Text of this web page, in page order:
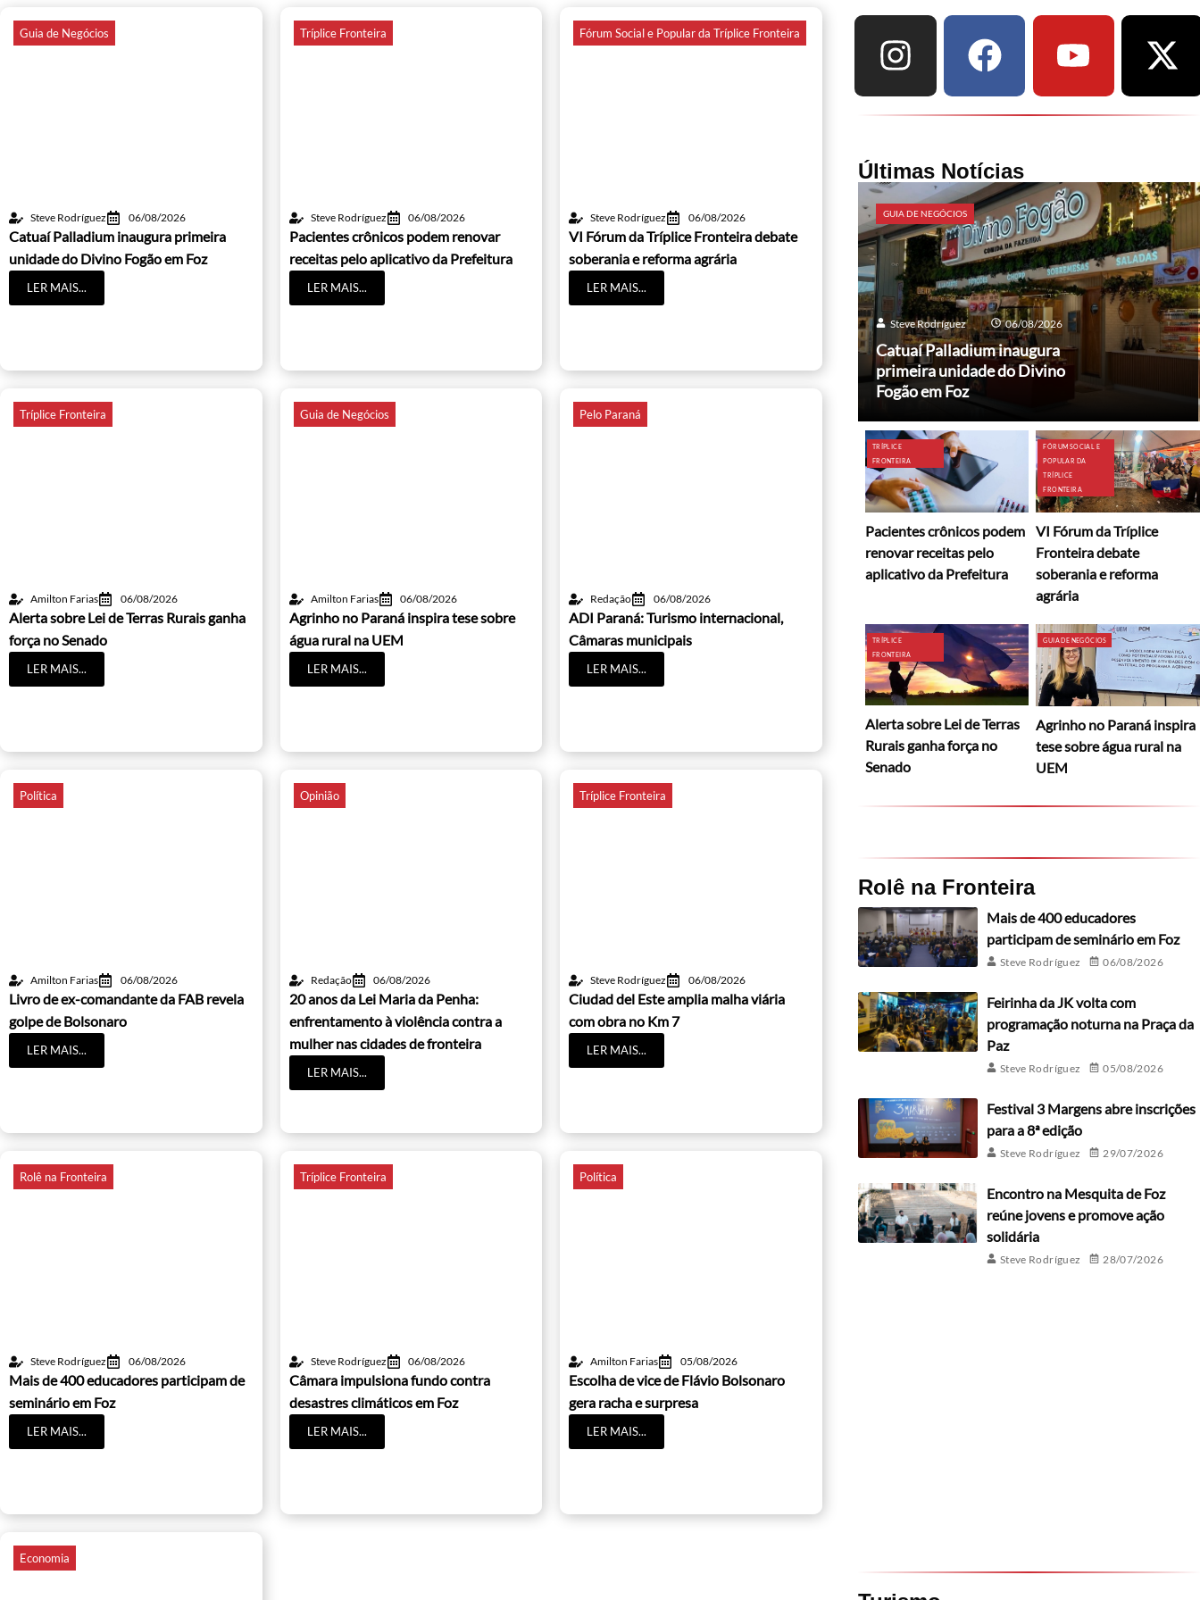
Guia de Negócios
Steve Rodríguez 06/08/2026
Catuaí Palladium inaugura primeira
unidade do Divino Fogão em Foz
LER MAIS...
Tríplice Fronteira
Steve Rodríguez 06/08/2026
Pacientes crônicos podem renovar
receitas pelo aplicativo da Prefeitura
LER MAIS...
Fórum Social e Popular da Tríplice Fronteira
Steve Rodríguez 06/08/2026
VI Fórum da Tríplice Fronteira debate
soberania e reforma agrária
LER MAIS...
Tríplice Fronteira
Amilton Farias 06/08/2026
Alerta sobre Lei de Terras Rurais ganha
força no Senado
LER MAIS...
Guia de Negócios
Amilton Farias 06/08/2026
Agrinho no Paraná inspira tese sobre
água rural na UEM
LER MAIS...
Pelo Paraná
Redação 06/08/2026
ADI Paraná: Turismo internacional,
Câmaras municipais
LER MAIS...
Política
Amilton Farias 06/08/2026
Livro de ex-comandante da FAB revela
golpe de Bolsonaro
LER MAIS...
Opinião
Redação 06/08/2026
20 anos da Lei Maria da Penha:
enfrentamento à violência contra a
mulher nas cidades de fronteira
LER MAIS...
Tríplice Fronteira
Steve Rodríguez 06/08/2026
Ciudad del Este amplia malha viária
com obra no Km 7
LER MAIS...
Rolê na Fronteira
Steve Rodríguez 06/08/2026
Mais de 400 educadores participam de
seminário em Foz
LER MAIS...
Tríplice Fronteira
Steve Rodríguez 06/08/2026
Câmara impulsiona fundo contra
desastres climáticos em Foz
LER MAIS...
Política
Amilton Farias 05/08/2026
Escolha de vice de Flávio Bolsonaro
gera racha e surpresa
LER MAIS...
Economia
Últimas Notícias
GUIA DE NEGÓCIOS
Steve Rodríguez 06/08/2026
Catuaí Palladium inaugura
primeira unidade do Divino
Fogão em Foz
TRÍPLICE
FRONTEIRA
Pacientes crônicos podem
renovar receitas pelo
aplicativo da Prefeitura
FÓRUM SOCIAL E
POPULAR DA
TRÍPLICE
FRONTEIRA
VI Fórum da Tríplice
Fronteira debate
soberania e reforma
agrária
TRÍPLICE
FRONTEIRA
Alerta sobre Lei de Terras
Rurais ganha força no
Senado
GUIA DE NEGÓCIOS
Agrinho no Paraná inspira
tese sobre água rural na
UEM
Rolê na Fronteira
Mais de 400 educadores
participam de seminário em Foz
Steve Rodríguez 06/08/2026
Feirinha da JK volta com
programação noturna na Praça da
Paz
Steve Rodríguez 05/08/2026
Festival 3 Margens abre inscrições
para a 8ª edição
Steve Rodríguez 29/07/2026
Encontro na Mesquita de Foz
reúne jovens e promove ação
solidária
Steve Rodríguez 28/07/2026